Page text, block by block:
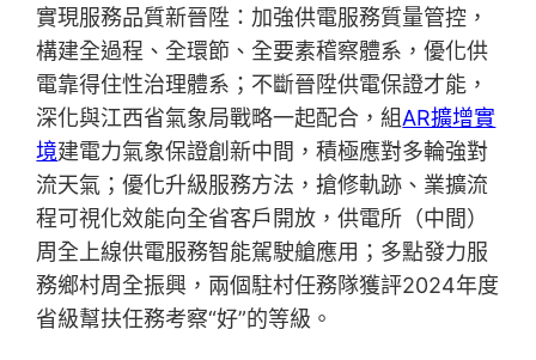
實現服務品質新晉陞：加強供電服務質量管控，
構建全過程、全環節、全要素稽察體系，優化供
電靠得住性治理體系；不斷晉陞供電保證才能，
深化與江西省氣象局戰略一起配合，組AR擴增實
境建電力氣象保證創新中間，積極應對多輪強對
流天氣；優化升級服務方法，搶修軌跡、業擴流
程可視化效能向全省客戶開放，供電所（中間）
周全上線供電服務智能駕駛艙應用；多點發力服
務鄉村周全振興，兩個駐村任務隊獲評2024年度
省級幫扶任務考察“好”的等級。